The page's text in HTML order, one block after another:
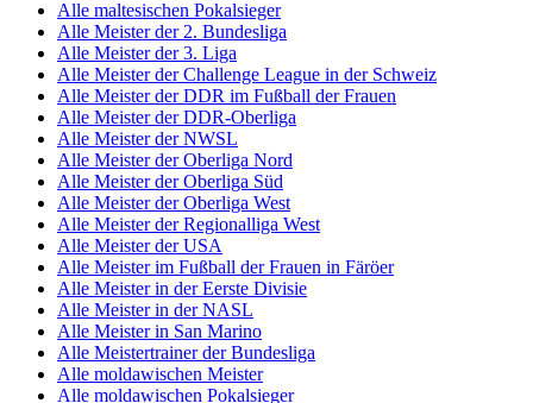
Alle maltesischen Pokalsieger
Alle Meister der 2. Bundesliga
Alle Meister der 3. Liga
Alle Meister der Challenge League in der Schweiz
Alle Meister der DDR im Fußball der Frauen
Alle Meister der DDR-Oberliga
Alle Meister der NWSL
Alle Meister der Oberliga Nord
Alle Meister der Oberliga Süd
Alle Meister der Oberliga West
Alle Meister der Regionalliga West
Alle Meister der USA
Alle Meister im Fußball der Frauen in Färöer
Alle Meister in der Eerste Divisie
Alle Meister in der NASL
Alle Meister in San Marino
Alle Meistertrainer der Bundesliga
Alle moldawischen Meister
Alle moldawischen Pokalsieger